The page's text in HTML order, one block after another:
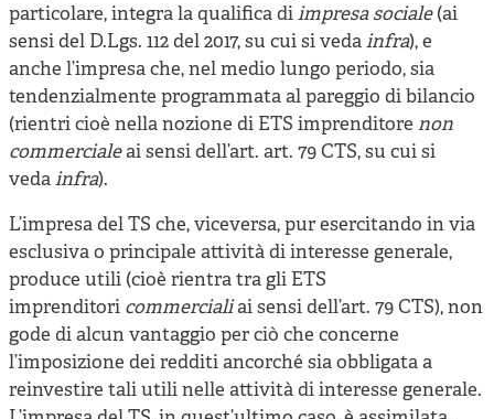
particolare, integra la qualifica diimpresa sociale(ai
sensi del D.Lgs. 112 del 2017, su cui si vedainfra), e
anche l’impresa che, nel medio lungo periodo, sia
tendenzialmente programmata al pareggio di bilancio
(rientri cioè nella nozione di ETS imprenditore non
commercialeai sensi dell’art. art. 79 CTS, su cui si
vedainfra).
L’impresa del TS che, viceversa, pur esercitando in via
esclusiva o principale attività di interesse generale,
produce utili (cioè rientra tra gli ETS
imprenditori commercialiai sensi dell’art. 79 CTS), non
gode di alcun vantaggio per ciò che concerne
l’imposizione dei redditi ancorché sia obbligata a
reinvestire tali utili nelle attività di interesse generale.